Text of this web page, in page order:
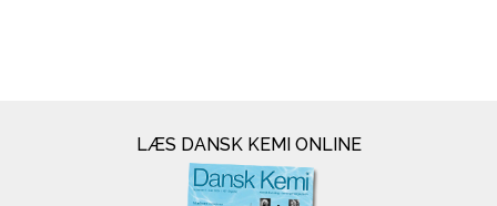
LÆS DANSK KEMI ONLINE